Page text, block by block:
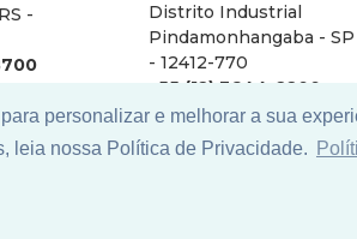
personalizar e melhorar a sua
leia nossa Política de Privacidade.
-
Distrito Industrial
Pindamonhangaba - SP
- 12412-770
+55 (12) 3644-2200